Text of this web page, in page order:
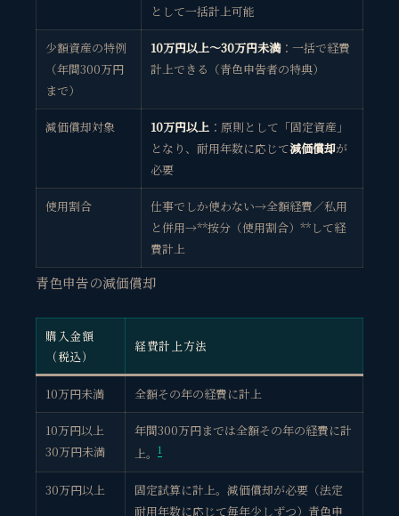
として一括計上可能
少額資産の特例
（年間300万円
まで）
10万円以上～30万円未満：一括で経費
計上できる（青色申告者の特典）
減価償却対象 10万円以上 ：原則として「固定資産」
となり、耐用年数に応じて減価償却が
必要
使用割合
仕事でしか使わない→全額経費／私用
と併用→**按分（使用割合）**して経
費計上
青色申告の減価償却
購入金額
（税込）
経費計上方法
10万円未満 全額その年の経費に計上
10万円以上
30万円未満
年間300万円までは全額その年の経費に計
上。 1
30万円以上
固定試算に計上。減価償却が必要（法定
耐用年数に応じて毎年少しずつ）青色申